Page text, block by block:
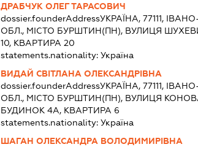
ДРАБЧУК ОЛЕГ ТАРАСОВИЧ
dossier.founderAddressУКРАЇНА, 77111,
ОБЛ., МІСТО БУРШТИН(ПН), ВУЛИЦЯ
10, КВАРТИРА 20
statements.nationality: Україна
ВИДАЙ СВІТЛАНА ОЛЕКСАНДРІВНА
dossier.founderAddressУКРАЇНА, 77111,
ОБЛ., МІСТО БУРШТИН(ПН), ВУЛИЦЯ
БУДИНОК 4А, КВАРТИРА 6
statements.nationality: Україна
ШАГАН ОЛЕКСАНДРА ВОЛОДИМИРІВНА